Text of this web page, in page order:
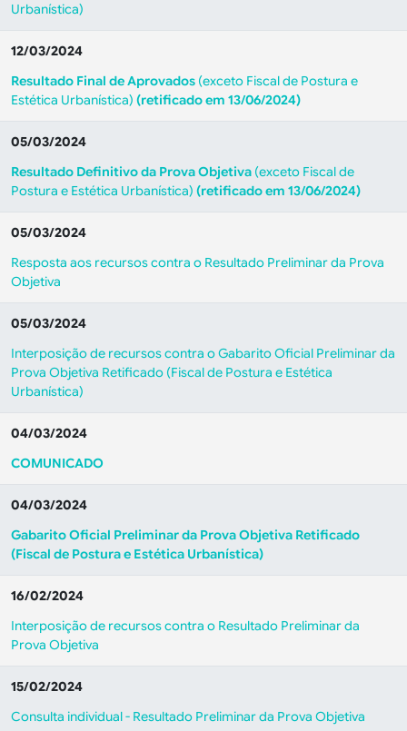
Urbanística)
12/03/2024
Resultado Final de Aprovados (exceto Fiscal de Postura e
Estética Urbanística) (retificado em 13/06/2024)
05/03/2024
Resultado Definitivo da Prova Objetiva (exceto Fiscal de
Postura e Estética Urbanística) (retificado em 13/06/2024)
05/03/2024
Resposta aos recursos contra o Resultado Preliminar da Prova
Objetiva
05/03/2024
Interposição de recursos contra o Gabarito Oficial Preliminar da
Prova Objetiva Retificado (Fiscal de Postura e Estética
Urbanística)
04/03/2024
COMUNICADO
04/03/2024
Gabarito Oficial Preliminar da Prova Objetiva Retificado
(Fiscal de Postura e Estética Urbanística)
16/02/2024
Interposição de recursos contra o Resultado Preliminar da
Prova Objetiva
15/02/2024
Consulta individual - Resultado Preliminar da Prova Objetiva